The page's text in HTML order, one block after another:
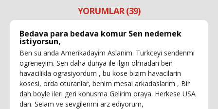
YORUMLAR (39)
Bedava para bedava komur Sen nedemek
istiyorsun,
Ben su anda Amerikadayim Aslanim. Turkceyi sendenmi
ogreneyim. Sen daha dunya ile ilgin olmadan ben
havacilikla ograsiyordum , bu kose bizim havacilarin
kosesi, orda oturanlar, benim mesai arkadaslarim , Bir
dah boyle ileri geri konusma Gelirim oraya. Herkese USA
dan. Selam ve sevgilerimi arz ediyorum,